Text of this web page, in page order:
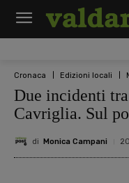
Cronaca Edizioni locali
Due incidenti
Cavriglia. Sul
di Monica Campani